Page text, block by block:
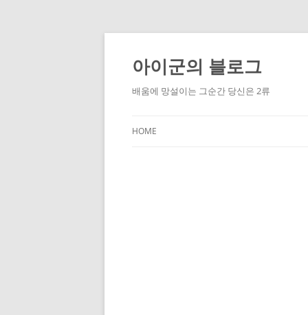
Skip
content
아이군의 블로그
배움에 망설이는 그순간 당신은 2류
HOME